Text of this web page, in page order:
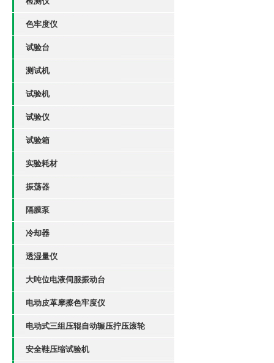
色牢度仪
试验台
测试机
试验机
试验仪
试验箱
实验耗材
振荡器
隔膜泵
冷却器
透湿量仪
大吨位电液伺服振动台
电动皮革摩擦色牢度仪
电动式三组压辊自动辗压拧压滚轮
安全鞋压缩试验机